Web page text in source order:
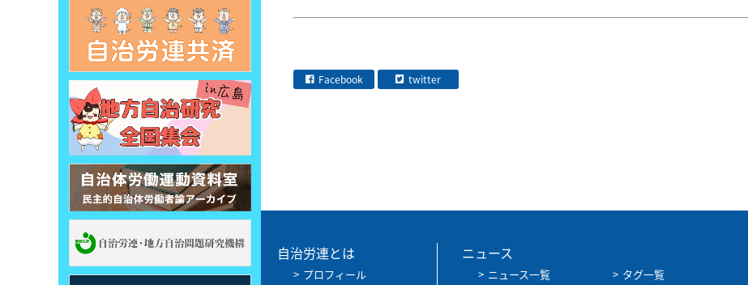
Facebook twitter
自治労連とは
プロフィール
ニュース
ニュース一覧
タグ一覧